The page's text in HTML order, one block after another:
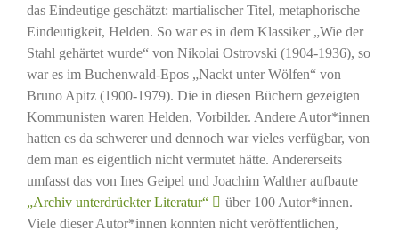
das Eindeutige geschätzt: martialischer Titel, metaphorische
Eindeutigkeit, Helden. So war es in dem Klassiker „Wie der
Stahl gehärtet wurde“ von Nikolai Ostrovski (1904-1936), so
war es im Buchenwald-Epos „Nackt unter Wölfen“ von
Bruno Apitz (1900-1979). Die in diesen Büchern gezeigten
Kommunisten waren Helden, Vorbilder. Andere Autor*innen
hatten es da schwerer und dennoch war vieles verfügbar, von
dem man es eigentlich nicht vermutet hätte. Andererseits
umfasst das von Ines Geipel und Joachim Walther aufbaute
„Archiv unterdrückter Literatur“
über 100 Autor*innen.
Viele dieser Autor*innen konnten nicht veröffentlichen,